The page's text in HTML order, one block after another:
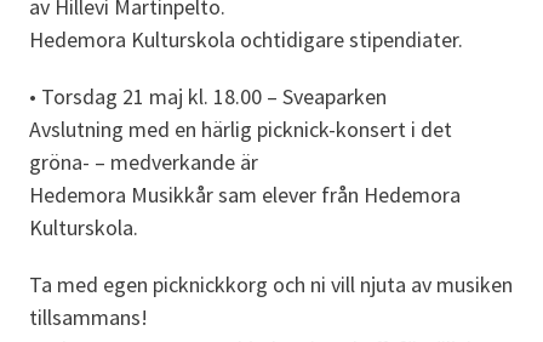
av Hillevi Martinpelto.
Hedemora Kulturskola ochtidigare stipendiater.
• Torsdag 21 maj kl. 18.00 – Sveaparken
Avslutning med en härlig picknick-konsert i det
gröna- – medverkande är
Hedemora Musikkår sam elever från Hedemora
Kulturskola.
Ta med egen picknickkorg och ni vill njuta av musiken
tillsammans!